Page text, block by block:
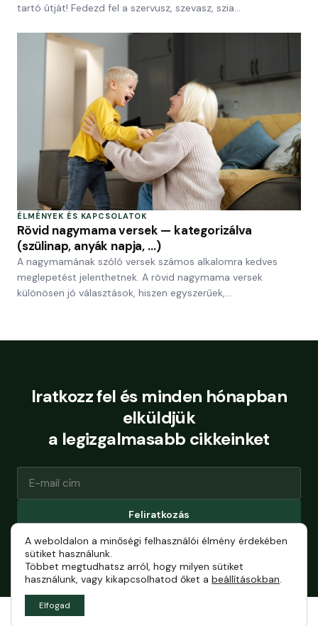
tartó útját! Fedezd fel a szervusz, szevasz, szia…
ÉLMÉNYEK ÉS KAPCSOLATOK
Rövid nagymama versek — kategorizálva
(szülinap, anyák napja, …)
A nagymamának szóló versek számos alkalomra kedves
meglepetést jelenthetnek. A rövid nagymama versek
különösen jó választások, hiszen egyszerűek,…
Iratkozz fel és minden hónapban
elküldjük
a legizgalmasabb cikkeinket
Feliratkozás
Bármikor leiratkozhatsz.
A weboldalon a minőségi felhasználói élmény érdekében
sütiket használunk.
Többet megtudhatsz arról, hogy milyen sütiket
használunk, vagy kikapcsolhatod őket a beállításokban.
Elfogad